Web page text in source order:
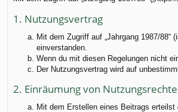
1. Nutzungsvertrag
Mit dem Zugriff auf „Jahrgang 1987/
einverstanden.
Wenn du mit diesen Regelungen nicht
Der Nutzungsvertrag wird auf
2. Einräumung von
Mit dem Erstellen eines Beitrags